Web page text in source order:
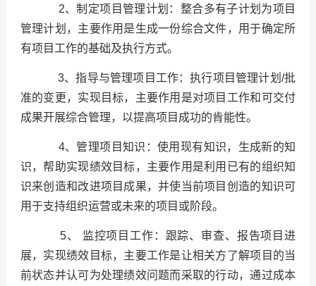
2、制定项目管理计划：整合多有子计划为项目
管理计划，主要作用是生成一份综合文件，用于确定所
有项目工作的基础及执行方式。
3、指导与管理项目工作：执行项目管理计划/批
准的变更，实现目标，主要作用是对项目工作和可交付
成果开展综合管理，以提高项目成功的肯能性。
4、管理项目知识：使用现有知识，生成新的知
识，帮助实现绩效目标，主要作用是利用已有的组织知
识来创造和改进项目成果，并使当前项目创造的知识可
用于支持组织运营或未来的项目或阶段。
5、 监控项目工作：跟踪、审查、报告项目进
展，实现绩效目标，主要工作是让相关方了解项目的当
前状态并认可为处理绩效问题而采取的行动，通过成本